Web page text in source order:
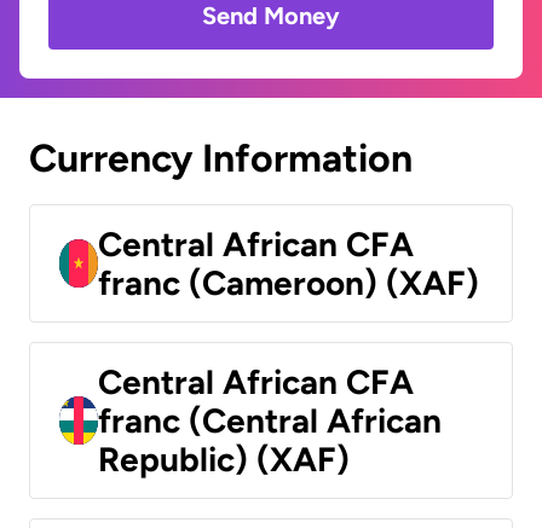
Send Money
Currency Information
Central African CFA
franc (Cameroon) (XAF)
Central African CFA
franc (Central African
Republic) (XAF)